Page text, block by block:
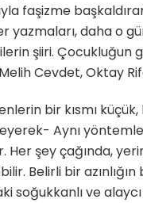
faşizme
daha o
şiiri. Çocukluğun
Cevdet, Oktay
bir kısmı
Aynı
Her şey çağında,
Belirli bir
soğukkanlı ve